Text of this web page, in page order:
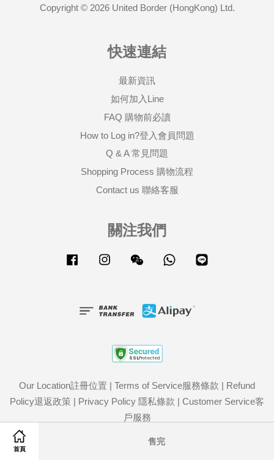
首頁
售完
Copyright © 2026 United Border (HongKong) Ltd.
快速連結
最新資訊
如何加入Line
FAQ 購物前必讀
How to Log in?登入會員問題
Q & A 常見問題
Shopping Process 購物流程
Contact us 聯絡客服
關注我們
Facebook Instagram Wechat Whatsapp
Our Location註冊位置 | Terms of Service服務條款 | Refund
Policy退返政策 | Privacy Policy 隱私條款 | Customer Service客
戶服務